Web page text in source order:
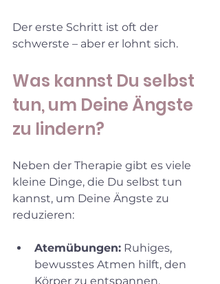
Der erste Schritt ist oft der
schwerste – aber er lohnt sich.
Was kannst Du selbst
tun, um Deine Ängste
zu lindern?
Neben der Therapie gibt es viele
kleine Dinge, die Du selbst tun
kannst, um Deine Ängste zu
reduzieren:
Atemübungen: Ruhiges,
bewusstes Atmen hilft, den
Körper zu entspannen.